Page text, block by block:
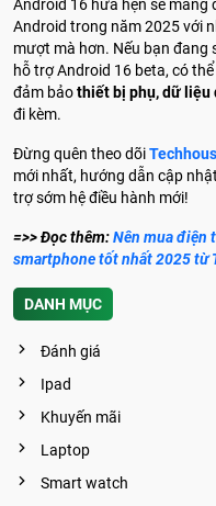
Android 16 hứa hẹn sẽ mang
Android trong năm 2025 với
mượt mà hơn. Nếu bạn đang
hỗ trợ Android 16 beta, có
đảm bảothiết bị phụ, dữ liệu
đi kèm.
Đừng quên theo dõi
mới nhất, hướng dẫn cập
trợ sớm hệ điều hành mới!
=>> Đọc thêm:Nên mua điện
smartphone tốt nhất 2025 từ
DANH MỤC
Đánh giá
Ipad
Khuyến mãi
Laptop
Smart watch